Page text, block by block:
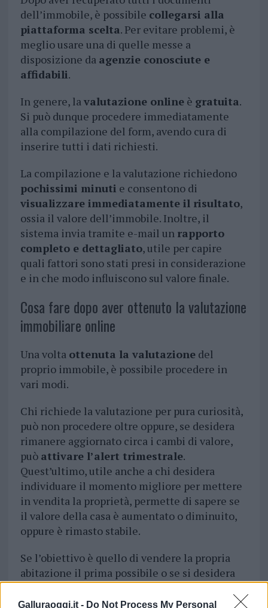
Galluraoggi.it - Do Not Process My Personal
dell’immobile, è possibile collegarsi alla
piattaforma scelta. Per evitare problemi, è
meglio usare una di quelle messe a
disposizione da agenzie conosciute e
affidabili.
In genere, lavalutazione onlineè gratuita.
Si può dunque procedere immediatamente
alla compilazione del form, avendo cura di
inserire tutti i dati richiesti.
La compilazione e la valutazione richiedono
pochissimi minuti e consentono di
visualizzare immediatamente il risultato,
ossia il valore dell’immobile. Inoltre, il
sistema invia tramite e-mail un rapporto
completo e dettagliato, utile per capire
quali fattori sono stati presi in considerazione
e in che modo influiscono sul valore finale.
Cosa fare dopo aver ottenuto la valutazione
immobiliare online
Una volta ottenuta la valutazionedel
proprio immobile, è possibile procedere in
vari modi.
Chi richiede la valutazione per pura curiosità,
può non procedere oltre oppure, se desidera
rimanere aggiornato circa i cambi di valore,
può attivare l’alert trimestrale.
Quest’ultimo, utile anche a chi desidera
individuare il momento migliore per mettere
in vendita la proprietà, permette di sapere se
il valore della casa è aumentato o diminuito,
oppure è rimasto stabile.
Se l’obiettivo è quello di vendere la propria
abitazione il prima possibile o se si desidera
precisa, è possibile fare un passo avanti e